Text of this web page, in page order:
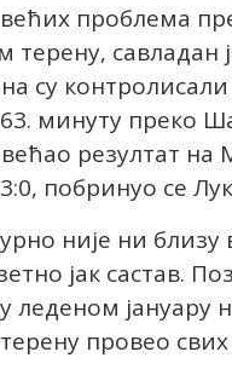
проблема
терену,
су
минуту преко
резултат на
побринуо се
није ни
јак састав.
јануару
провео